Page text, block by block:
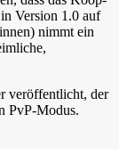
Version 1.0 auf
nimmt ein
veröffentlicht, der
PvP-Modus.